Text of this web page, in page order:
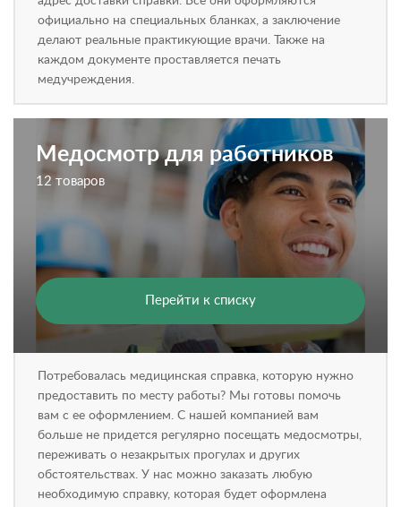
официально на специальных бланках, а заключение
делают реальные практикующие врачи. Также на
каждом документе проставляется печать
медучреждения.
Медосмотр для работников
12 товаров
Перейти к списку
Потребовалась медицинская справка, которую нужно
предоставить по месту работы? Мы готовы помочь
вам с ее оформлением. С нашей компанией вам
больше не придется регулярно посещать медосмотры,
переживать о незакрытых прогулах и других
обстоятельствах. У нас можно заказать любую
необходимую справку, которая будет оформлена